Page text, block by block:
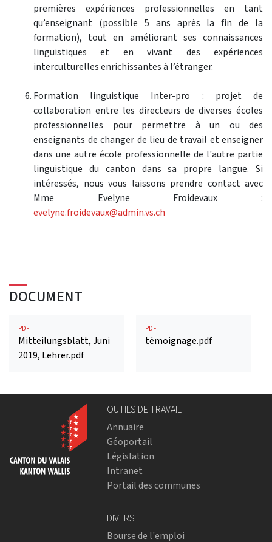
premières expériences professionnelles en tant
qu’enseignant (possible 5 ans après la fin de la
formation), tout en améliorant ses connaissances
linguistiques et en vivant des expériences
interculturelles enrichissantes à l’étranger.
Formation linguistique Inter-pro : projet de
collaboration entre les directeurs de diverses écoles
professionnelles pour permettre à un ou des
enseignants de changer de lieu de travail et enseigner
dans une autre école professionnelle de l'autre partie
linguistique du canton dans sa propre langue. Si
intéressés, nous vous laissons prendre contact avec
Mme Evelyne Froidevaux :
evelyne.froidevaux@admin.vs.ch
DOCUMENT
PDF
Mitteilungsblatt, Juni
2019, Lehrer.pdf
PDF
témoignage.pdf
OUTILS DE TRAVAIL
Annuaire
Géoportail
Législation
Intranet
Portail des communes
DIVERS
Bourse de l'emploi